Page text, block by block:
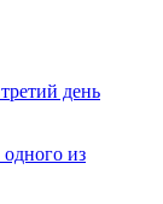
день
из